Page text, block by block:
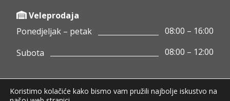
Veleprodaja
Ponedjeljak – petak
08:00 – 16:00
Subota
08:00 – 12:00
Koristimo kolačiće kako bismo vam pružili najbolje iskustvo na